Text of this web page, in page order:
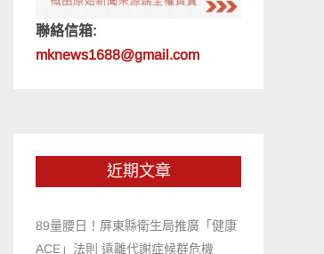
聯絡信箱:
mknews1688@gmail.com
近期文章
89量腰日！屏東縣衛生局推廣「健康
ACE」法則 遠離代謝症候群危機